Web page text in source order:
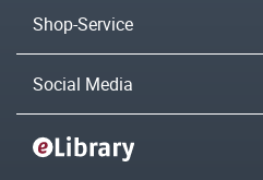
Shop-Service
Social Media